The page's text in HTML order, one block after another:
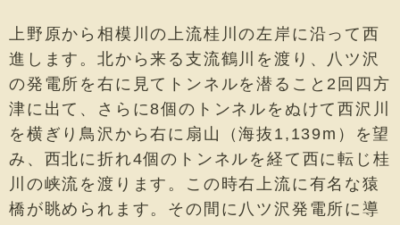
上野原から相模川の上流桂川の左岸に沿って西
進します。北から来る支流鶴川を渡り、八ツ沢
の発電所を右に見てトンネルを潜ること2回四方
津に出て、さらに8個のトンネルをぬけて西沢川
を横ぎり鳥沢から右に扇山（海抜1,139m）を望
み、西北に折れ4個のトンネルを経て西に転じ桂
川の峡流を渡ります。この時右上流に有名な猿
橋が眺められます。その間に八ツ沢発電所に導